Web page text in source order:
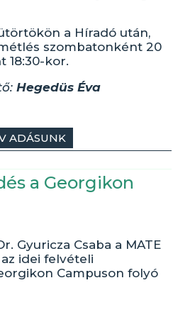
a Híradó után,
szombatonként 20
18:30-kor.
Hegedüs Éva
ADÁSUNK
a Georgikon
Gyuricza Csaba a MATE
idei felvételi
Campuson folyó